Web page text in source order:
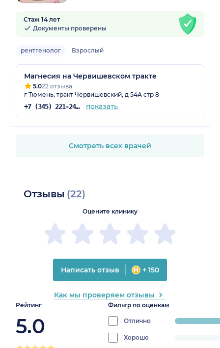
Стаж 14 лет
Документы проверены
рентгенолог Взрослый
Магнесия на Червишевском тракте
5.022 отзыва
г Тюмень, тракт Червишевский, д 54А стр 8
+7 (345) 221-24-85 показать
Смотреть всех врачей
Отзывы (22)
Рейтинг
5.0
Фильтр по оценкам
Отлично
progress:
Хорошо
Оцените клинику
Написать отзыв + 150
Как мы проверяем отзывы